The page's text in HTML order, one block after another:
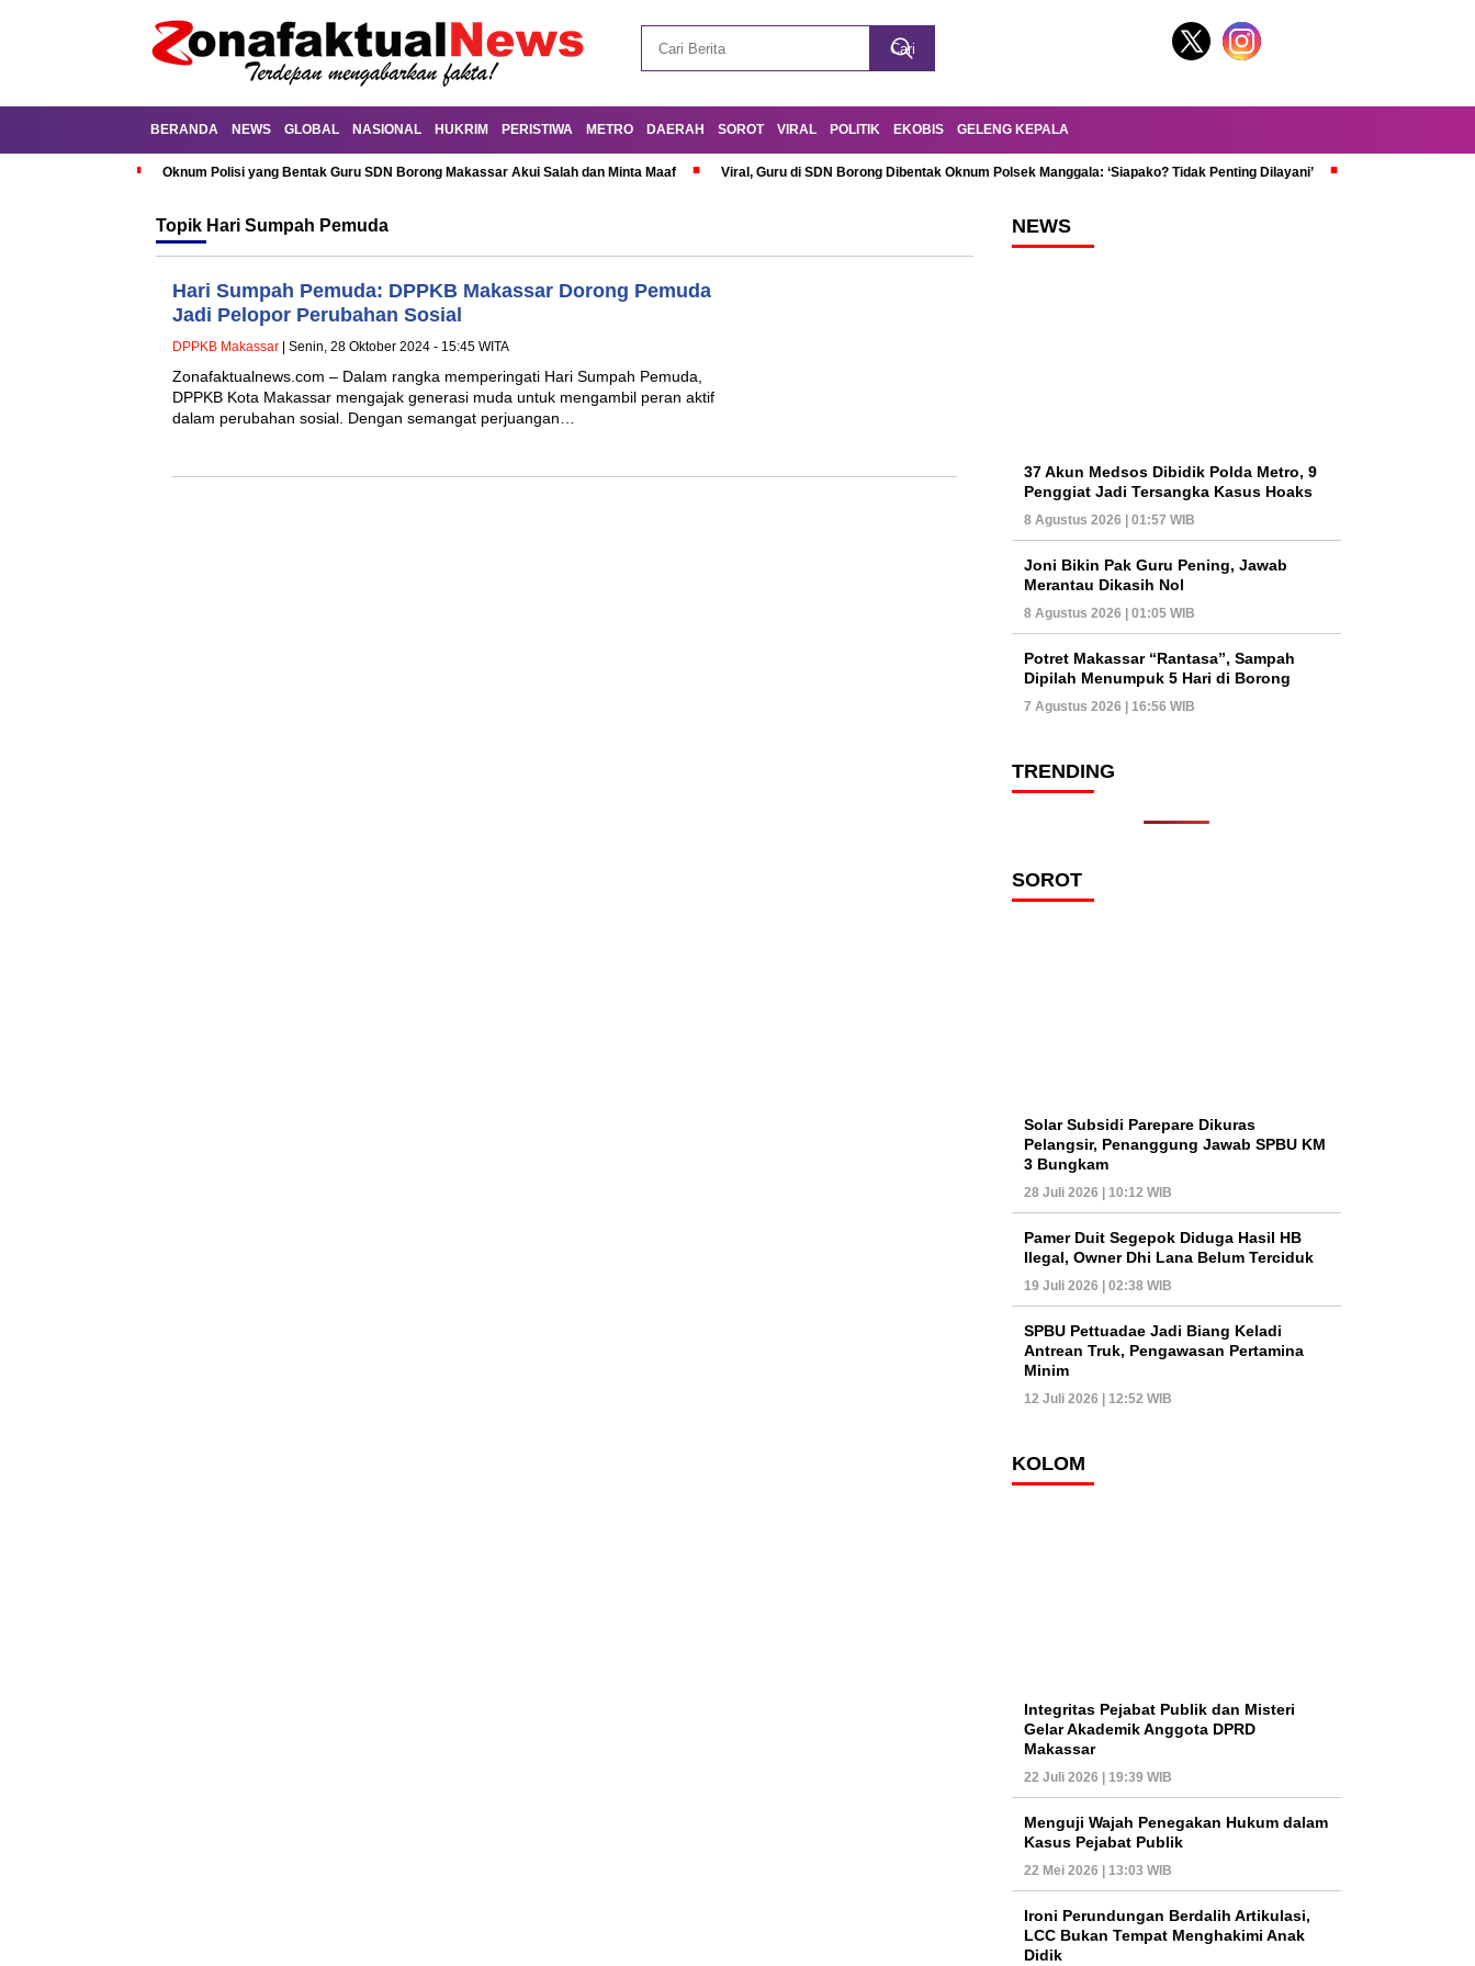
BERANDA NEWS GLOBAL NASIONAL HUKRIM PERISTIWA METRO DAERAH SOROT VIRAL POLITIK EKOBIS GELENG KEPALA
Oknum Polisi yang Bentak Guru SDN Borong Makassar Akui Salah dan Minta Maaf Viral, Guru di SDN Borong Dibentak Oknum Polsek Manggala: ‘Siapako? Tidak Penting Dilayani’
Topik Hari Sumpah Pemuda
Hari Sumpah Pemuda: DPPKB Makassar Dorong Pemuda
Jadi Pelopor Perubahan Sosial
DPPKB Makassar | Senin, 28 Oktober 2024 - 15:45 WITA
Zonafaktualnews.com – Dalam rangka memperingati Hari Sumpah Pemuda,
DPPKB Kota Makassar mengajak generasi muda untuk mengambil peran aktif
dalam perubahan sosial. Dengan semangat perjuangan…
NEWS
37 Akun Medsos Dibidik Polda Metro, 9
Penggiat Jadi Tersangka Kasus Hoaks
8 Agustus 2026 | 01:57 WIB
Joni Bikin Pak Guru Pening, Jawab
Merantau Dikasih Nol
8 Agustus 2026 | 01:05 WIB
Potret Makassar “Rantasa”, Sampah
Dipilah Menumpuk 5 Hari di Borong
7 Agustus 2026 | 16:56 WIB
TRENDING
SOROT
Solar Subsidi Parepare Dikuras
Pelangsir, Penanggung Jawab SPBU KM
3 Bungkam
28 Juli 2026 | 10:12 WIB
Pamer Duit Segepok Diduga Hasil HB
Ilegal, Owner Dhi Lana Belum Terciduk
19 Juli 2026 | 02:38 WIB
SPBU Pettuadae Jadi Biang Keladi
Antrean Truk, Pengawasan Pertamina
Minim
12 Juli 2026 | 12:52 WIB
KOLOM
Integritas Pejabat Publik dan Misteri
Gelar Akademik Anggota DPRD
Makassar
22 Juli 2026 | 19:39 WIB
Menguji Wajah Penegakan Hukum dalam
Kasus Pejabat Publik
22 Mei 2026 | 13:03 WIB
Ironi Perundungan Berdalih Artikulasi,
LCC Bukan Tempat Menghakimi Anak
Didik